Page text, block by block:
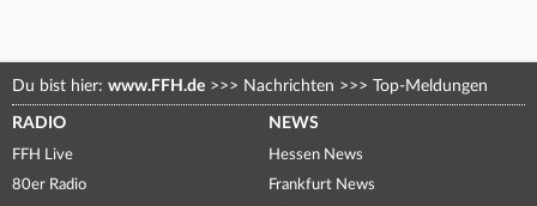
Du bist hier: www.FFH.de >>> Nachrichten >>> Top-Meldungen
RADIO
FFH Live
80er Radio
NEWS
Hessen News
Frankfurt News